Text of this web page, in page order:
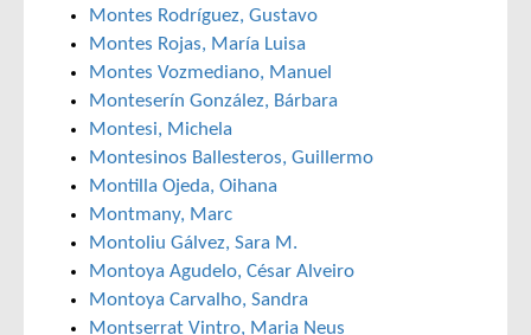
Montes Rodríguez, Gustavo
Montes Rojas, María Luisa
Montes Vozmediano, Manuel
Monteserín González, Bárbara
Montesi, Michela
Montesinos Ballesteros, Guillermo
Montilla Ojeda, Oihana
Montmany, Marc
Montoliu Gálvez, Sara M.
Montoya Agudelo, César Alveiro
Montoya Carvalho, Sandra
Montserrat Vintro, Maria Neus